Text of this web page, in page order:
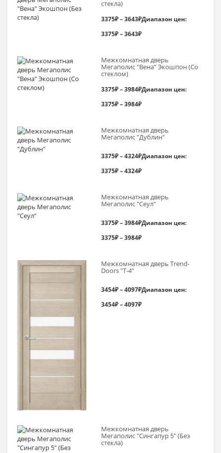
стекла)
3375₽–3643₽Диапазон цен:
3375₽ – 3643₽
Межкомнатная дверь
Мегаполис "Вена" Экошпон (Со
стеклом)
3375₽–3984₽Диапазон цен:
3375₽ – 3984₽
Межкомнатная дверь
Мегаполис "Дублин"
3375₽–4324₽Диапазон цен:
3375₽ – 4324₽
Межкомнатная дверь
Мегаполис "Сеул"
3375₽–3984₽Диапазон цен:
3375₽ – 3984₽
Межкомнатная дверь Trend-
Doоrs "Т-4"
3454₽–4097₽Диапазон цен:
3454₽ – 4097₽
Межкомнатная дверь
Мегаполис "Сингапур 5" (Без
стекла)